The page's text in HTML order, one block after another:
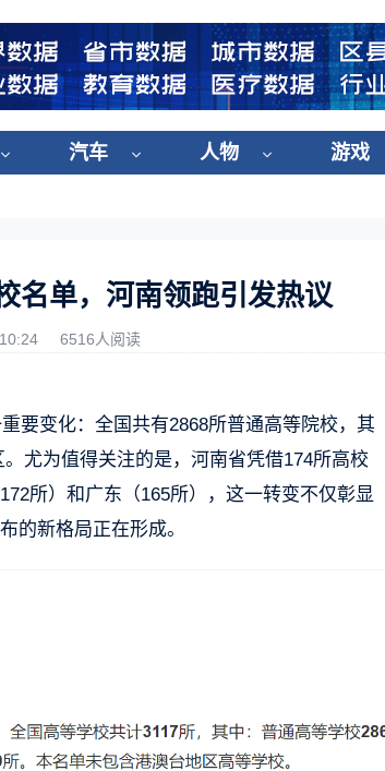
汽车 人物 游戏
名单，河南领跑引发热议
6516人阅读
要变化：全国共有2868所普通高等院校，其
尤为值得关注的是，河南省凭借174所高校
所）和广东（165所），这一转变不仅彰显
的新格局正在形成。